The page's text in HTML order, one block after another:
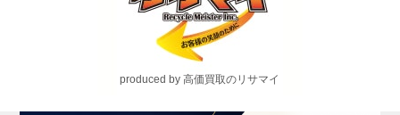
produced by 高価買取のリサマイ